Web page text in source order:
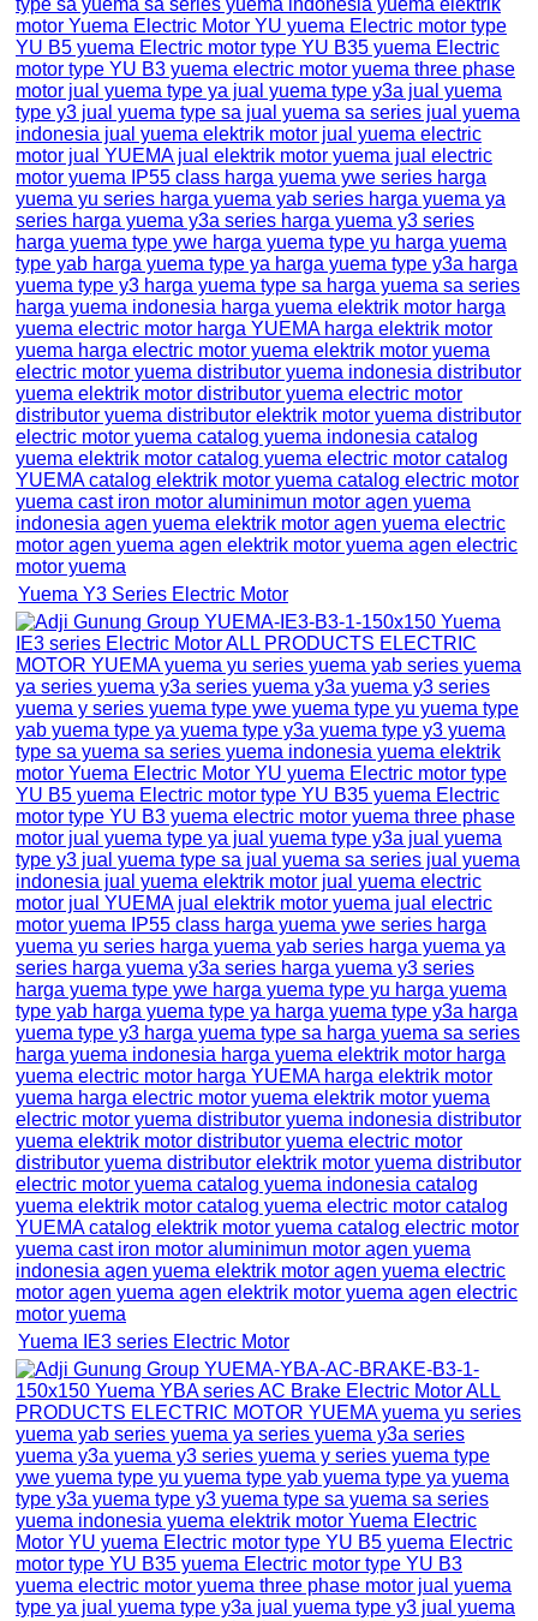
Yuema Y3 Series Electric Motor
Yuema IE3 series Electric Motor